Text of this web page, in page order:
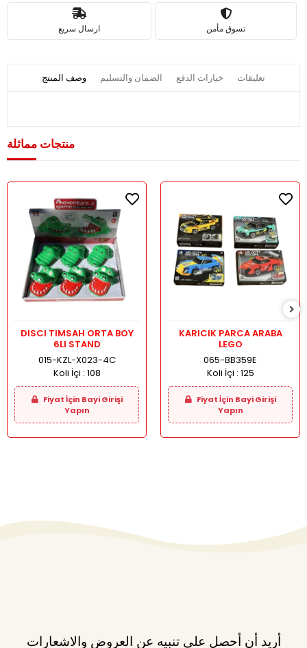
ارسال سريع تسوق مأمن
وصف المنتج الضمان والتسليم خيارات الدفع تعليقات
منتجات مماثلة
DISCI TIMSAH ORTA BOY
6LI STAND
015-KZL-X023-4C
Koli İçi : 108
Fiyat İçin Bayi Girişi
Yapın
KARICIK PARCA ARABA
LEGO
065-BB359E
Koli İçi : 125
Fiyat İçin Bayi Girişi
Yapın
أريد أن أحصل على تنبيه عن العروض والاشعارات